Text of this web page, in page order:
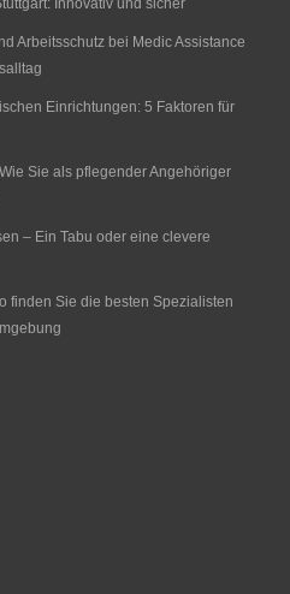
Arbeitsschutz bei Medic Assistance
Einrichtungen: 5 Faktoren für
Sie als pflegender Angehöriger
– Ein Tabu oder eine clevere
finden Sie die besten Spezialisten